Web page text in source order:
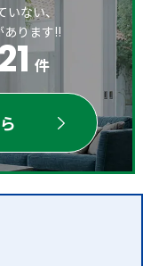
いない、
あります!!
件